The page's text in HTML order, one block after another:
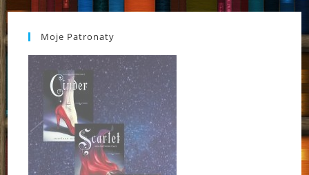
Moje Patronaty